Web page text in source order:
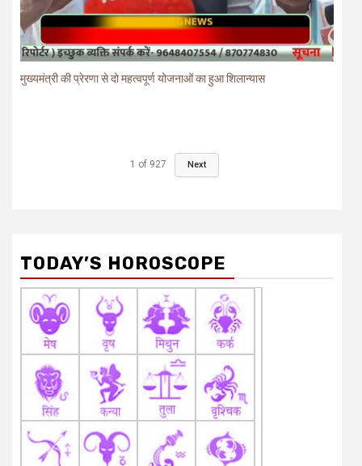
मुख्यमंत्री की प्रेरणा से दो महत्वपूर्ण योजनाओं का हुआ शिलान्यास
1 of 927 Next
TODAY’S HOROSCOPE